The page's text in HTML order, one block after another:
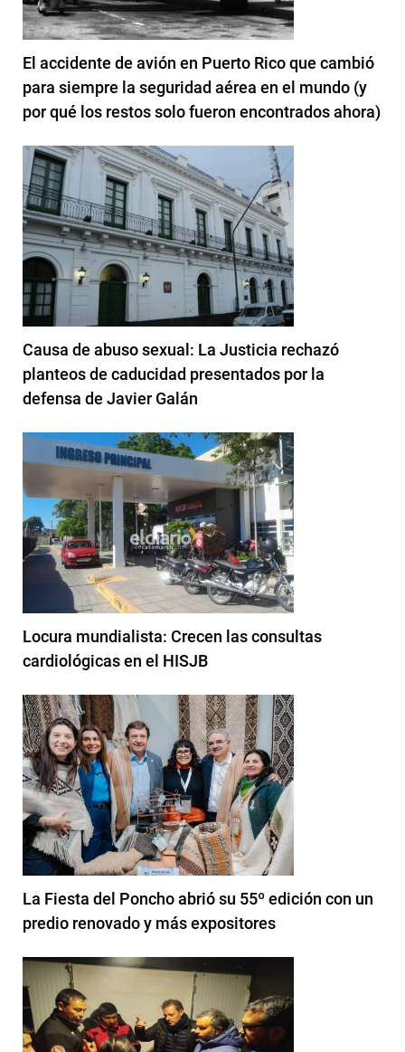
El accidente de avión en Puerto Rico que cambió
para siempre la seguridad aérea en el mundo (y
por qué los restos solo fueron encontrados ahora)
Causa de abuso sexual: La Justicia rechazó
planteos de caducidad presentados por la
defensa de Javier Galán
Locura mundialista: Crecen las consultas
cardiológicas en el HISJB
La Fiesta del Poncho abrió su 55º edición con un
predio renovado y más expositores